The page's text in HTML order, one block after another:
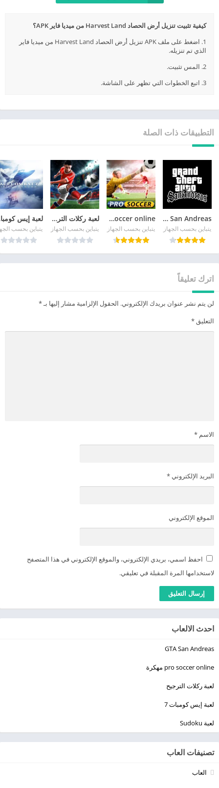
كيفية تثبيت تنزيل أرض الحصاد Harvest Land من ميديا فاير APK؟
1. اضغط على ملف APK تنزيل أرض الحصاد Harvest Land من ميديا فاير
الذي تم تنزيله.
2. المس تثبيت.
3. اتبع الخطوات التي تظهر على الشاشة.
التطبيقات ذات الصلة
GTA San Andreas
يتباين بحسب الجهاز
pro soccer online مهكرة
يتباين بحسب الجهاز
لعبة ركلات الترجيح
يتباين بحسب الجهاز يتباين بحسب
اترك تعليقاً
لن يتم نشر عنوان بريدك الإلكتروني. الحقول الإلزامية مشار إليها بـ*
التعليق *
الاسم *
البريد الإلكتروني *
الموقع الإلكتروني
احفظ اسمي، بريدي الإلكتروني، والموقع الإلكتروني في هذا المتصفح
لاستخدامها المرة المقبلة في تعليقي.
احدث الالعاب
GTA San Andreas
pro soccer online مهكرة
لعبة ركلات الترجيح
لعبة إيس كومبات 7
لعبة Sudoku
تصنيفات العاب
العاب